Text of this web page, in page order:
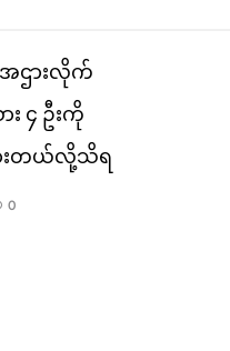
ဌားလိုက်
း ၄ ဦးကို
ားတယ်လို့သိရ
0